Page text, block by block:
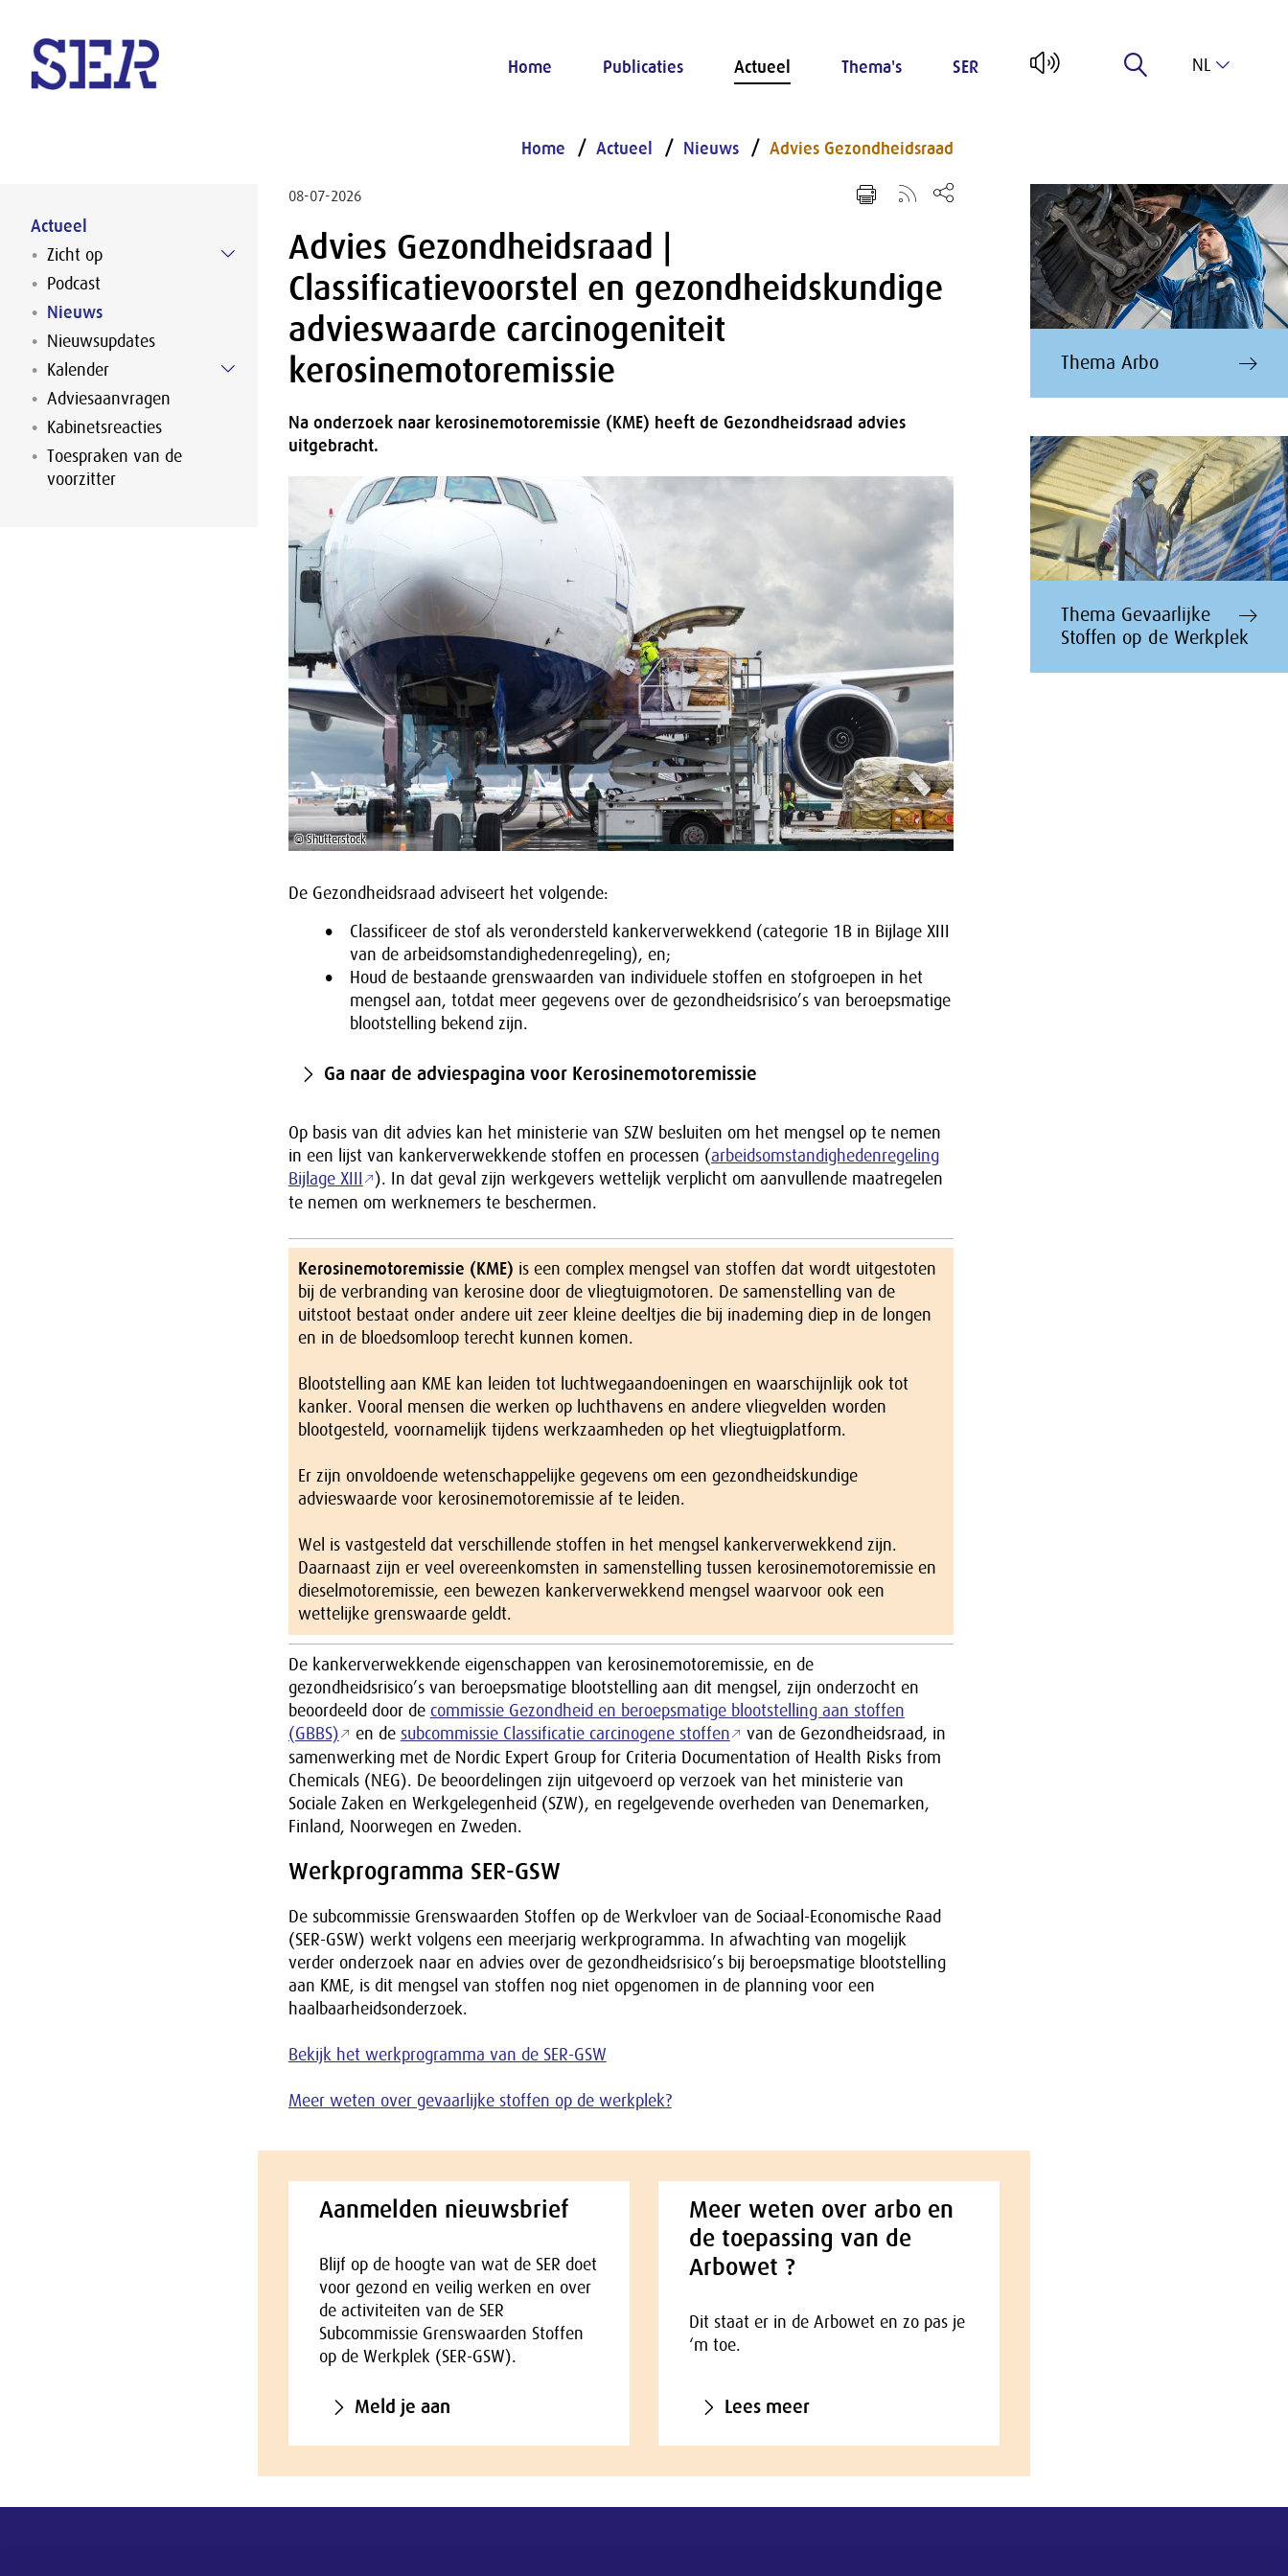
Home Publicaties Actueel Thema's SER NL
Actueel
Zicht op
Podcast
Nieuws
Nieuwsupdates
Kalender
Adviesaanvragen
Kabinetsreacties
Toespraken van de
voorzitter
Home Actueel Nieuws Advies Gezondheidsraad
08-07-2026
Advies Gezondheidsraad |
Classificatievoorstel en gezondheidskundige
advieswaarde carcinogeniteit
kerosinemotoremissie
Na onderzoek naar kerosinemotoremissie (KME) heeft de Gezondheidsraad advies
uitgebracht.
© Shutterstock
De Gezondheidsraad adviseert het volgende:
Classificeer de stof als verondersteld kankerverwekkend (categorie 1B in Bijlage XIII
van de arbeidsomstandighedenregeling), en;
Houd de bestaande grenswaarden van individuele stoffen en stofgroepen in het
mengsel aan, totdat meer gegevens over de gezondheidsrisico’s van beroepsmatige
blootstelling bekend zijn.
Ga naar de adviespagina voor Kerosinemotoremissie
Op basis van dit advies kan het ministerie van SZW besluiten om het mengsel op te nemen
in een lijst van kankerverwekkende stoffen en processen (arbeidsomstandighedenregeling
Bijlage XIII
). In dat geval zijn werkgevers wettelijk verplicht om aanvullende maatregelen
te nemen om werknemers te beschermen.
Kerosinemotoremissie (KME) is een complex mengsel van stoffen dat wordt uitgestoten
bij de verbranding van kerosine door de vliegtuigmotoren. De samenstelling van de
uitstoot bestaat onder andere uit zeer kleine deeltjes die bij inademing diep in de longen
en in de bloedsomloop terecht kunnen komen.
Blootstelling aan KME kan leiden tot luchtwegaandoeningen en waarschijnlijk ook tot
kanker. Vooral mensen die werken op luchthavens en andere vliegvelden worden
blootgesteld, voornamelijk tijdens werkzaamheden op het vliegtuigplatform.
Er zijn onvoldoende wetenschappelijke gegevens om een gezondheidskundige
advieswaarde voor kerosinemotoremissie af te leiden.
Wel is vastgesteld dat verschillende stoffen in het mengsel kankerverwekkend zijn.
Daarnaast zijn er veel overeenkomsten in samenstelling tussen kerosinemotoremissie en
dieselmotoremissie, een bewezen kankerverwekkend mengsel waarvoor ook een
wettelijke grenswaarde geldt.
De kankerverwekkende eigenschappen van kerosinemotoremissie, en de
gezondheidsrisico’s van beroepsmatige blootstelling aan dit mengsel, zijn onderzocht en
beoordeeld door de commissie Gezondheid en beroepsmatige blootstelling aan stoffen
(GBBS)
en de subcommissie Classificatie carcinogene stoffen
van de Gezondheidsraad, in
samenwerking met de Nordic Expert Group for Criteria Documentation of Health Risks from
Chemicals (NEG). De beoordelingen zijn uitgevoerd op verzoek van het ministerie van
Sociale Zaken en Werkgelegenheid (SZW), en regelgevende overheden van Denemarken,
Finland, Noorwegen en Zweden.
Werkprogramma SER-GSW
De subcommissie Grenswaarden Stoffen op de Werkvloer van de Sociaal-Economische Raad
(SER-GSW) werkt volgens een meerjarig werkprogramma. In afwachting van mogelijk
verder onderzoek naar en advies over de gezondheidsrisico’s bij beroepsmatige blootstelling
aan KME, is dit mengsel van stoffen nog niet opgenomen in de planning voor een
haalbaarheidsonderzoek.
Bekijk het werkprogramma van de SER-GSW
Meer weten over gevaarlijke stoffen op de werkplek?
Aanmelden nieuwsbrief
Blijf op de hoogte van wat de SER doet
voor gezond en veilig werken en over
de activiteiten van de SER
Subcommissie Grenswaarden Stoffen
op de Werkplek (SER-GSW).
Meld je aan
Meer weten over arbo en
de toepassing van de
Arbowet ?
Dit staat er in de Arbowet en zo pas je
‘m toe.
Lees meer
Thema Arbo
Thema Gevaarlijke
Stoffen op de Werkplek